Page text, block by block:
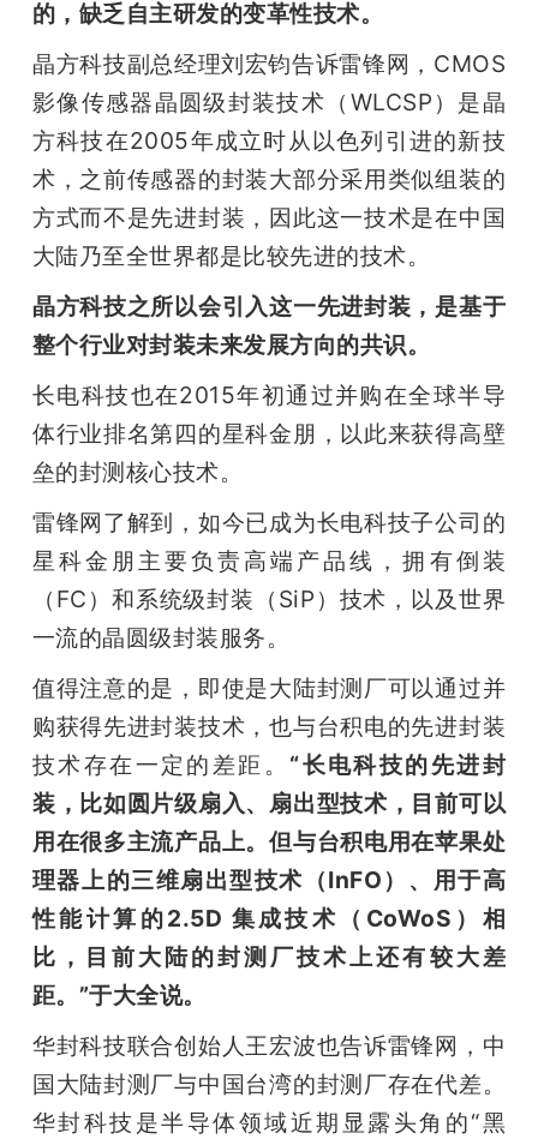
的，缺乏自主研发的变革性技术。
晶方科技副总经理刘宏钧告诉雷锋网，CMOS
影像传感器晶圆级封装技术（WLCSP）是晶
方科技在2005年成立时从以色列引进的新技
术，之前传感器的封装大部分采用类似组装的
方式而不是先进封装，因此这一技术是在中国
大陆乃至全世界都是比较先进的技术。
晶方科技之所以会引入这一先进封装，是基于
整个行业对封装未来发展方向的共识。
长电科技也在2015年初通过并购在全球半导
体行业排名第四的星科金朋，以此来获得高壁
垒的封测核心技术。
雷锋网了解到，如今已成为长电科技子公司的
星科金朋主要负责高端产品线，拥有倒装
（FC）和系统级封装（SiP）技术，以及世界
一流的晶圆级封装服务。
值得注意的是，即使是大陆封测厂可以通过并
购获得先进封装技术，也与台积电的先进封装
技术存在一定的差距。 “长电科技的先进封
装，比如圆片级扇入、扇出型技术，目前可以
用在很多主流产品上。但与台积电用在苹果处
理器上的三维扇出型技术（InFO）、用于高
性能计算的2.5D 集成技术（CoWoS）相
比，目前大陆的封测厂技术上还有较大差
距。”于大全说。
华封科技联合创始人王宏波也告诉雷锋网，中
国大陆封测厂与中国台湾的封测厂存在代差。
华封科技是半导体领域近期显露头角的“黑